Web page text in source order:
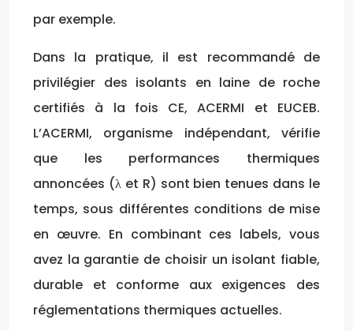
par exemple.
Dans la pratique, il est recommandé de
privilégier des isolants en laine de roche
certifiés à la fois CE, ACERMI et EUCEB.
L’ACERMI, organisme indépendant, vérifie
que les performances thermiques
annoncées (λ et R) sont bien tenues dans le
temps, sous différentes conditions de mise
en œuvre. En combinant ces labels, vous
avez la garantie de choisir un isolant fiable,
durable et conforme aux exigences des
réglementations thermiques actuelles.